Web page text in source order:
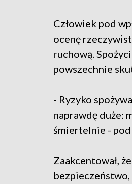
Człowiek pod
ocenę
ruchową.
powszechnie
- Ryzyko
naprawdę duże:
śmiertelnie -
Zaakcentował,